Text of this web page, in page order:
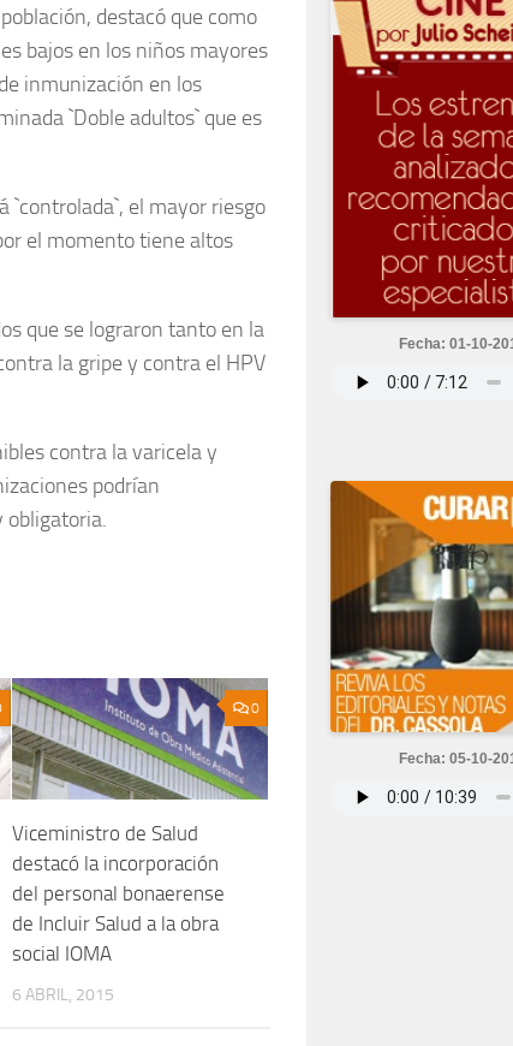
destacó que como
bajos en los niños mayores
inmunización en los
`Doble adultos` que es
`controlada`, el mayor riesgo
el momento tiene altos
que se lograron tanto en la
la gripe y contra el HPV
contra la varicela y
podrían
obligatoria.
0
Viceministro de Salud
destacó la incorporación
del personal bonaerense
de Incluir Salud a la obra
social IOMA
6 ABRIL, 2015
Fecha: 01-10-
Fecha: 05-10-